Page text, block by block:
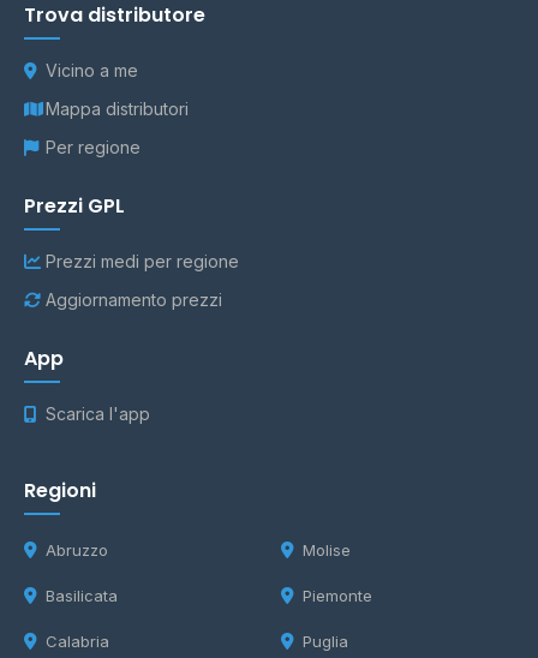
Trova distributore
Vicino a me
Mappa distributori
Per regione
Prezzi GPL
Prezzi medi per regione
Aggiornamento prezzi
App
Scarica l'app
Regioni
Abruzzo
Basilicata
Calabria
Molise
Piemonte
Puglia